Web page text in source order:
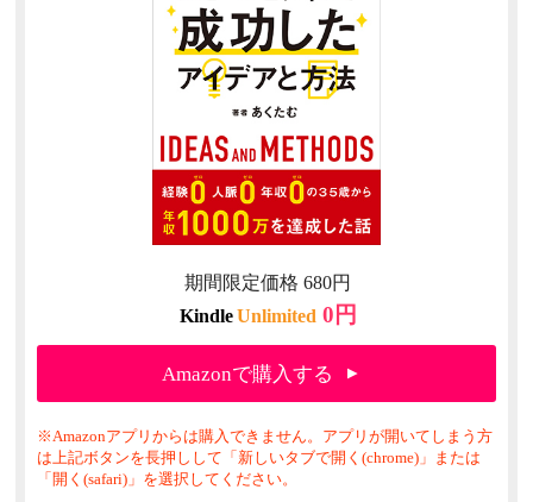
期間限定価格 680円
KindleUnlimited 0円
Amazonで購入する
※Amazonアプリからは購入できません。アプリが開いてしまう方
は上記ボタンを長押しして「新しいタブで開く(chrome)」または
「開く(safari)」を選択してください。